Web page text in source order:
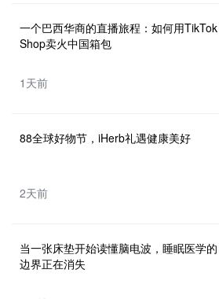
一个巴西华商的直播旅程：如何用TikTok
Shop卖火中国箱包
1天前
88全球好物节，iHerb礼遇健康美好
2天前
当一张床垫开始读懂脑电波，睡眠医学的
边界正在消失